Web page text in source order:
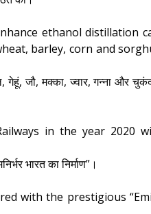
ethanol distillation
barley, corn and
जौ, मक्‍का, ज्‍वार, गन्‍ना और
in the year 2020
भारत का निर्माण”।
with the prestigious